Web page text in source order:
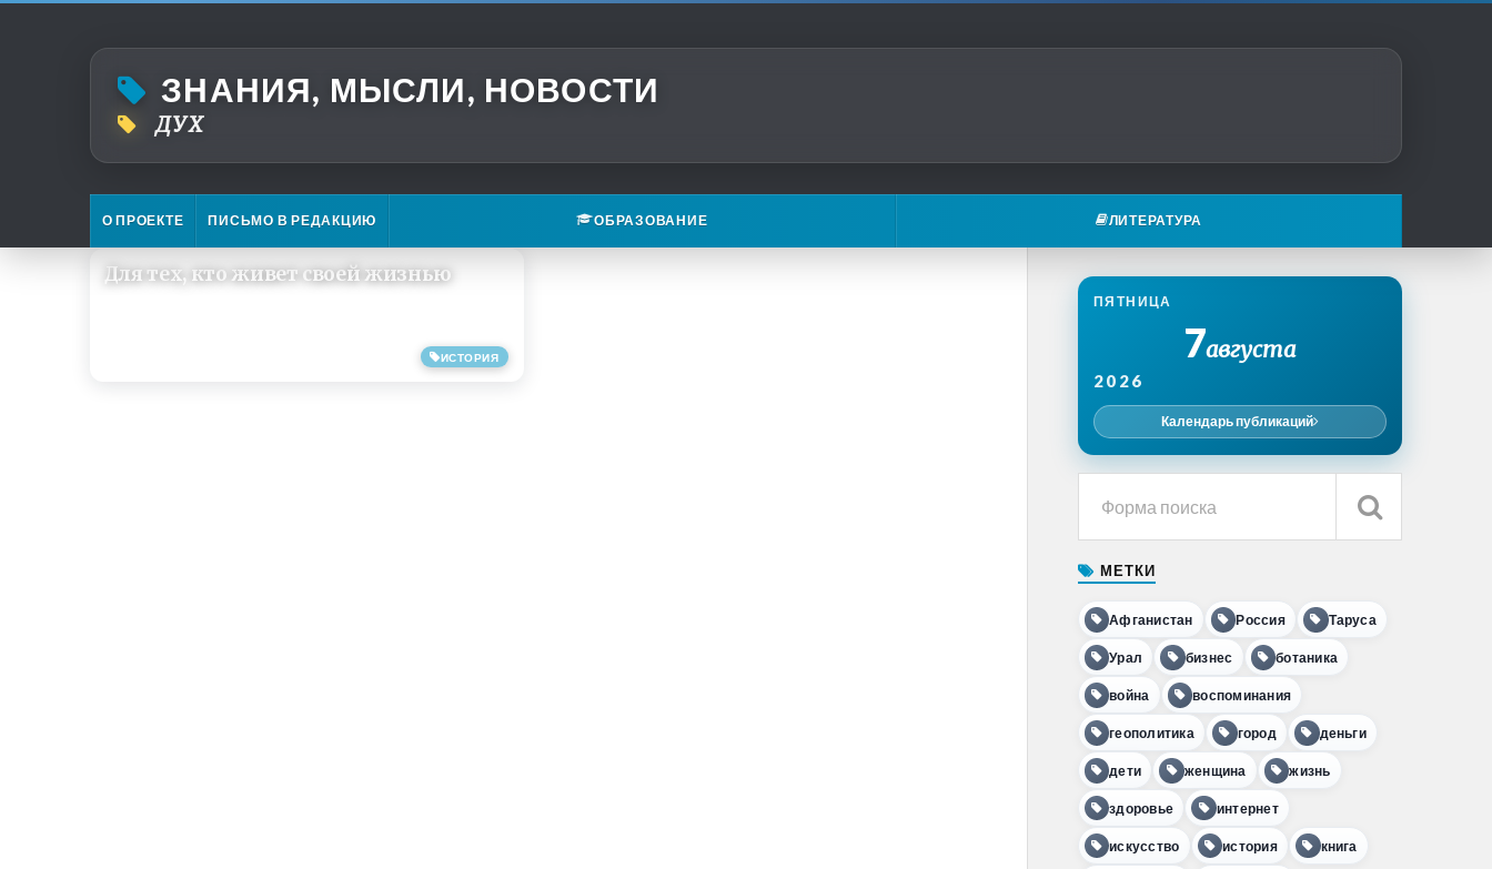
ЗНАНИЯ, МЫСЛИ, НОВОСТИ
ДУХ
О ПРОЕКТЕ ПИСЬМО В РЕДАКЦИЮ ОБРАЗОВАНИЕ ЛИТЕРАТУРА
ИСТОРИЯ
Для тех, кто живет своей жизнью
ПЯТНИЦА
7августа
2026
Календарь публикаций
МЕТКИ
Афганистан Россия Таруса
Урал бизнес ботаника
война воспоминания
геополитика город деньги
дети женщина жизнь
здоровье интернет
искусство история книга